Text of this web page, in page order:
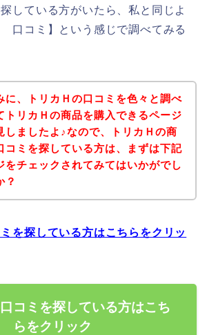
している方がいたら、私と同じよ
口コミ】という感じで調べてみる
に、トリカＨの口コミを色々と調べ
トリカＨの商品を購入できるページ
しましたよ♪なので、トリカＨの商
コミを探している方は、まずは下記
をチェックされてみてはいかがでし
？
ミを探している方はこちらをクリッ
口コミを探している方はこち
らをクリック